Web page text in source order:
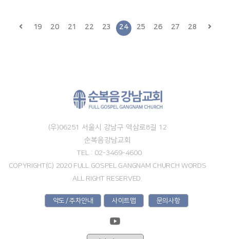
19 20 21 22 23 24 25 26 27 28
(우)06251 서울시 강남구 역삼로8길 12
순복음강남교회
TEL : 02-3469-4600
COPYRIGHT(C) 2020 FULL GOSPEL GANGNAM CHURCH WORDS
ALL RIGHT RESERVED.
약도 / 주차안내 사이트맵 문의사항